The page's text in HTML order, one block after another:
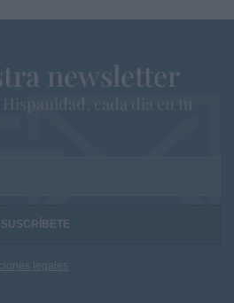
newsletter
cada dia en tu
legales